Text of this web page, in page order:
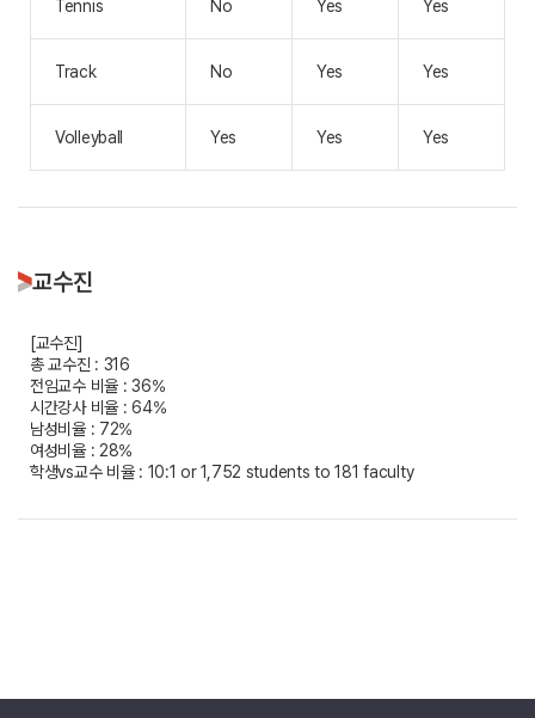
Tennis No Yes Yes
Track No Yes Yes
Volleyball Yes Yes Yes
교수진
[교수진]
총 교수진 : 316
전임교수 비율 : 36%
시간강사 비율 : 64%
남성비율 : 72%
여성비율 : 28%
학생vs교수 비율 : 10:1 or 1,752 students to 181 faculty